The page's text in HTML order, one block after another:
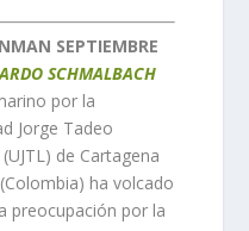
SEPTIEMBRE
SCHMALBACH
por la
Jorge Tadeo
de Cartagena
ha volcado
preocupación por la